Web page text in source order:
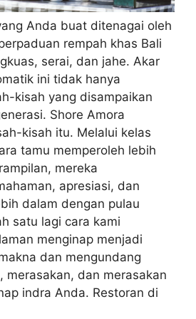
Anda buat ditenagai oleh
rempah khas Bali
serai, dan jahe. Akar
ini tidak hanya
kisah yang disampaikan
Shore Amora
kisah itu. Melalui kelas
tamu memperoleh lebih
mereka
apresiasi, dan
dalam dengan pulau
satu lagi cara kami
menginap menjadi
dan mengundang
merasakan, dan merasakan
indra Anda. Restoran di